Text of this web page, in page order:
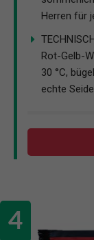
Herren für
Rot-Gelb-
30 °C,
echte